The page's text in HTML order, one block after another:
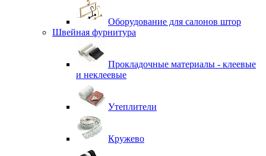
Оборудование для салонов штор
Швейная фурнитура
Прокладочные материалы - клеевые
и неклеевые
Утеплители
Кружево